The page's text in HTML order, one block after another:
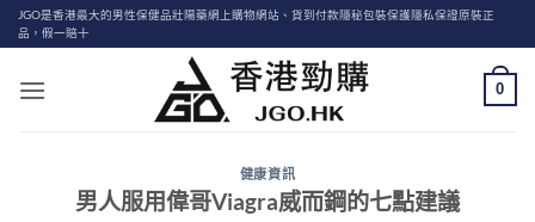
Skip
to
JGO是香港最大的男性保健品壯陽藥網上購物網站、貨到付款隱秘包裝保護隱私保證原裝正
品，假一賠十
0
健康資訊
男人服用偉哥Viagra威而鋼的七點建議